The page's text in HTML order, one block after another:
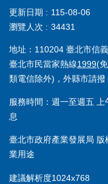
更新日期
115-08-06
瀏覽人次
34431
地址：110204 臺北市信
臺北市民當家熱線1999(
類電信除外)，外縣市請
服務時間：週一至週五
息
臺北市政府產業發展局
業用途
建議解析度1024x768